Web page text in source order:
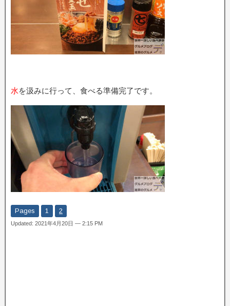
水を汲みに行って、食べる準備完了です。
Pages 1 2
Updated: 2021年4月20日 — 2:15 PM